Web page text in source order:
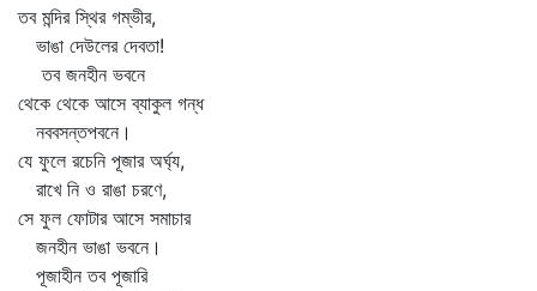
তব মন্দির স্থির গম্ভীর,
ভাঙা দেউলের দেবতা!
তব জনহীন ভবনে
থেকে থেকে আসে ব্যাকুল গন্ধ
নববসন্তপবনে।
যে ফুলে রচেনি পূজার অর্ঘ্য,
রাখে নি ও রাঙা চরণে,
সে ফুল ফোটার আসে সমাচার
জনহীন ভাঙা ভবনে।
পূজাহীন তব পূজারি